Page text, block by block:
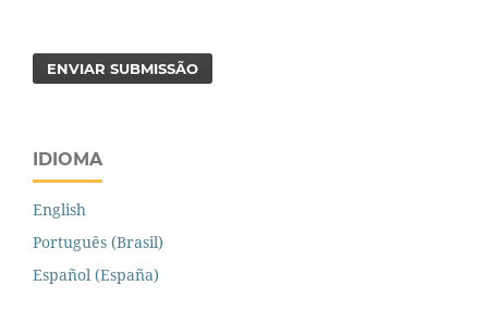
ENVIAR SUBMISSÃO
IDIOMA
English
Português (Brasil)
Español (España)